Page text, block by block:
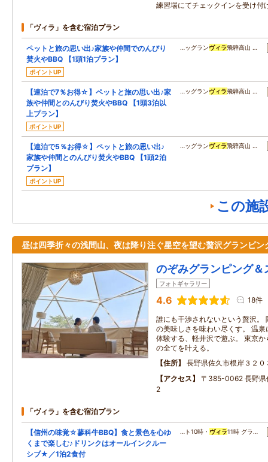
練習場にてチェックインを受け付
「ヴィラ」を含む宿泊プラン
ペットと旅の思い出♪家族や仲間でのんびり
焚火やBBQ 【1頭1泊プラン】
ポイントUP
…ッグランヴィラ飛騨高山 …
【連泊で7％お得☆】ペットと旅の思い出♪家
族や仲間とのんびり焚火やBBQ 【1頭3泊以
上プラン】
ポイントUP
…ッグランヴィラ飛騨高山 …
【連泊で5％お得☆】ペットと旅の思い出♪
家族や仲間とのんびり焚火やBBQ 【1頭2泊
プラン】
ポイントUP
…ッグランヴィラ飛騨高山 …
この施
昼は四季折々の浅間山、夜は降り注ぐ星空を望む贅沢グランピン
のぞみグランピング
フォトギャラリー
4.6 18件
誰にも干渉されないという贅沢。
の美味しさを味わい尽くす。 温
体験する、軽井沢で遊ぶ。 東京
の全てを叶える。
住所
長野県佐久市根岸３２０
アクセス
〒385-0062 長野
2
「ヴィラ」を含む宿泊プラン
【信州の味覚☆蓼科牛BBQ】食と景色を心ゆ
くまで楽しむ♪ドリンクはオールインクルー
シブ★／1泊2食付
…ト10時・ ヴィラ11時 グラ…